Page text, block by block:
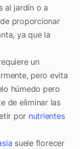
al jardín o a
proporcionar
ya que la
un
pero evita
húmedo pero
de eliminar las
por nutrientes
suele florecer